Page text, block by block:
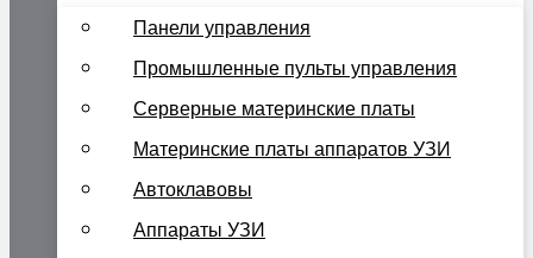
Панели управления
Промышленные пульты управления
Серверные материнские платы
Материнские платы аппаратов УЗИ
Автоклавовы
Аппараты УЗИ